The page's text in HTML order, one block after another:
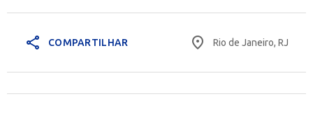
share COMPARTILHAR place Rio de Janeiro, RJ